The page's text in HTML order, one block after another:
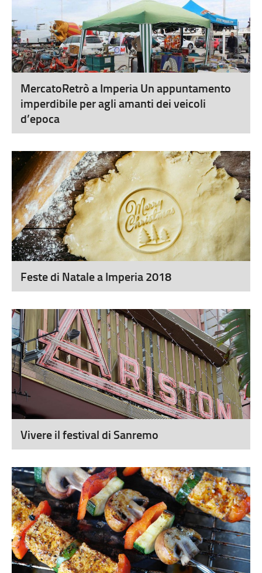
MercatoRetrò a Imperia Un appuntamento
imperdibile per agli amanti dei veicoli
d’epoca
Feste di Natale a Imperia 2018
Vivere il festival di Sanremo